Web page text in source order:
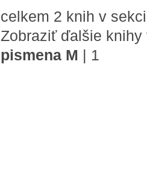
celkem 2 knih v
Zobraziť ďalšie
pismena M | 1